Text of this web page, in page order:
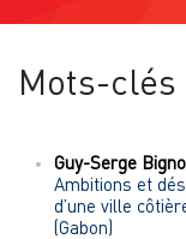
Mots-
Guy-Serge
Ambitions et
d’une ville
(Gabon)